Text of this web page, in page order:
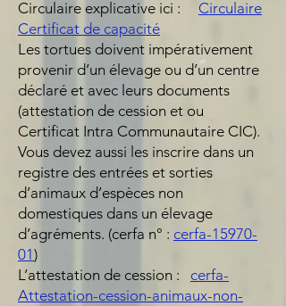
Circulaire explicative ici : Circulaire
Certificat de capacité
Les tortues doivent impérativement
provenir d’un élevage ou d’un centre
déclaré et avec leurs documents
(attestation de cession et ou
Certificat Intra Communautaire CIC).
Vous devez aussi les inscrire dans un
registre des entrées et sorties
d’animaux d’espèces non
domestiques dans un élevage
d’agréments. (cerfa n° : cerfa-15970-
01)
L’attestation de cession :
cerfa-
Attestation-cession-animaux-non-